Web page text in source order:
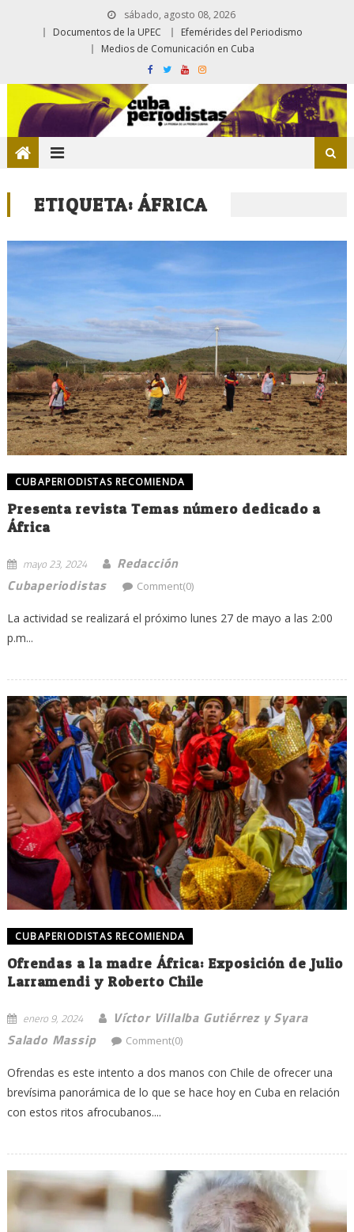
sábado, agosto 08, 2026
Documentos de la UPEC
Efemérides del Periodismo
Medios de Comunicación en Cuba
ETIQUETA:ÁFRICA
CUBAPERIODISTAS RECOMIENDA
Presenta revista Temas número dedicado a
África
mayo 23, 2024
Redacción
Cubaperiodistas
Comment(0)
La actividad se realizará el próximo lunes 27 de mayo a las 2:00
p.m...
CUBAPERIODISTAS RECOMIENDA
Ofrendas a la madre África: Exposición de Julio
Larramendi y Roberto Chile
enero 9, 2024
Víctor Villalba Gutiérrez y Syara
Salado Massip
Comment(0)
Ofrendas es este intento a dos manos con Chile de ofrecer una
brevísima panorámica de lo que se hace hoy en Cuba en relación
con estos ritos afrocubanos....